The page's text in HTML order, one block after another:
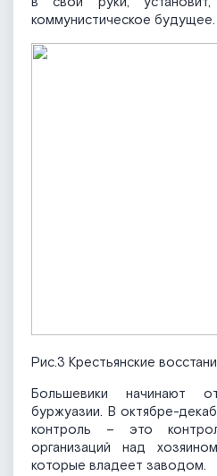
коммунистическое будущее.
Рис.3 Крестьянские
Большевики начинают
буржуазии. В октябре-
контроль – это
организаций над
которые владеет заводом.